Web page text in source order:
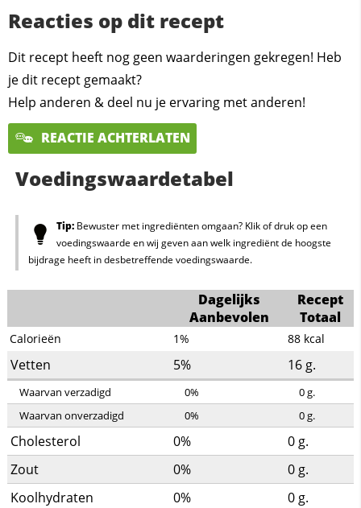
Reacties op dit recept
Dit recept heeft nog geen waarderingen gekregen! Heb
je dit recept gemaakt?
Help anderen & deel nu je ervaring met anderen!
REACTIE ACHTERLATEN
Voedingswaardetabel
Tip:Bewuster met ingrediënten omgaan? Klik of druk op een
voedingswaarde en wij geven aan welk ingrediënt de hoogste
bijdrage heeft in desbetreffende voedingswaarde.
Dagelijks
Aanbevolen
Recept
Totaal
Calorieën 1% 88 kcal
Vetten 5% 16 g.
Waarvan verzadigd 0% 0g.
Waarvan onverzadigd
0% 0g.
Cholesterol 0% 0 g.
Zout
0% 0 g.
Koolhydraten
0% 0 g.